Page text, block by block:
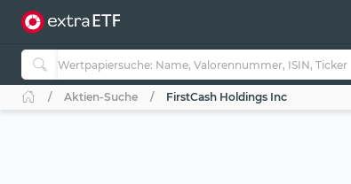
Aktien-Suche FirstCash Holdings Inc